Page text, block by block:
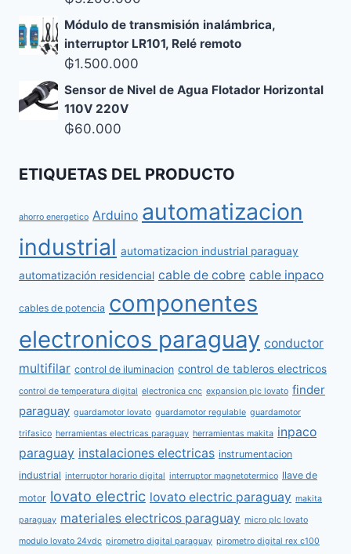
Módulo de transmisión inalámbrica,
interruptor LR101, Relé remoto
₲1.500.000
Sensor de Nivel de Agua Flotador Horizontal
110V 220V
₲60.000
ETIQUETAS DEL PRODUCTO
ahorro energetico Arduino automatizacion
industrial automatizacion industrial paraguay
automatización residencial cable de cobre cable inpaco
cables de potencia componentes
electronicos paraguay conductor
multifilar control de iluminacion control de tableros electricos
control de temperatura digital electronica cnc expansion plc lovato finder
paraguay guardamotor lovato guardamotor regulable guardamotor
trifasico herramientas electricas paraguay herramientas makita inpaco
paraguay instalaciones electricas instrumentacion
industrial interruptor horario digital interruptor magnetotermico llave de
motor lovato electric lovato electric paraguay makita
paraguay materiales electricos paraguay micro plc lovato
modulo lovato 24vdc pirometro digital paraguay pirometro digital rex c100